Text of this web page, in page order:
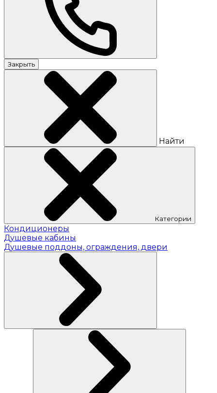
Закрыть
Найти
Категории
Кондиционеры
Душевые кабины
Душевые поддоны, ограждения, двери